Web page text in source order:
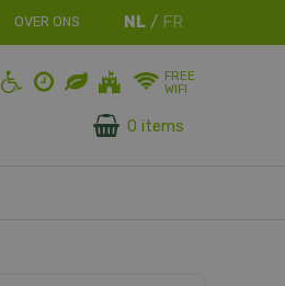
OVER ONS
FREE
WIFI
0 items